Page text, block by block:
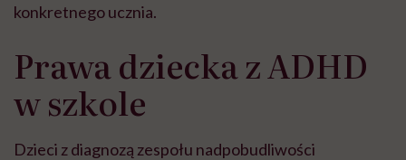
konkretnego ucznia.
Prawa dziecka z ADHD
w szkole
Dzieci z diagnozą zespołu nadpobudliwości